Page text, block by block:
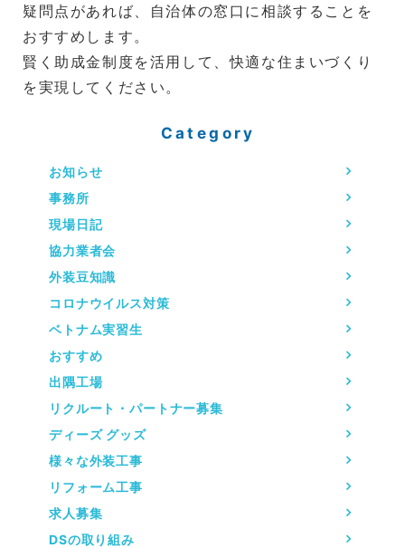
疑問点があれば、自治体の窓口に相談することを
おすすめします。
賢く助成金制度を活用して、快適な住まいづくり
を実現してください。
Category
お知らせ
事務所
現場日記
協力業者会
外装豆知識
コロナウイルス対策
ベトナム実習生
おすすめ
出隅工場
リクルート・パートナー募集
ディーズ グッズ
様々な外装工事
リフォーム工事
求人募集
DSの取り組み